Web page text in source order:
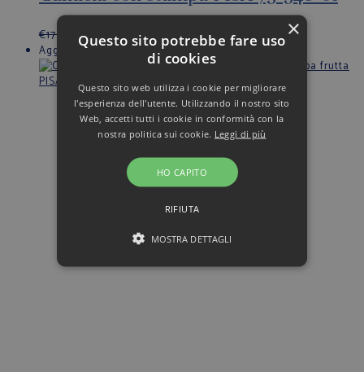
€179,00€143,20
Aggiungi alla Wishlist
×
Questo sito potrebbe fare uso
di cookies
Questo sito web utilizza i cookie per migliorare
l'esperienza dell'utente. Utilizzando il nostro sito
Web, accetti tutti i cookie in conformità con la
nostra politica sui cookie. Leggi di più
HO CAPITO
RIFIUTA
MOSTRA DETTAGLI